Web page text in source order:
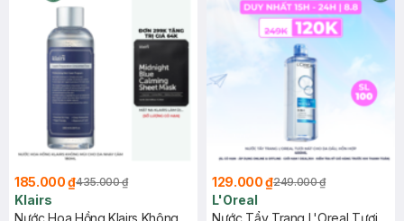
185.000 ₫435.000 ₫
Klairs
Nước Hoa Hồng Klairs Không
129.000 ₫249.000 ₫
L'Oreal
Nước Tẩy Trang L'Oreal Tươi